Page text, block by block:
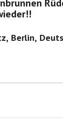
Berlin,